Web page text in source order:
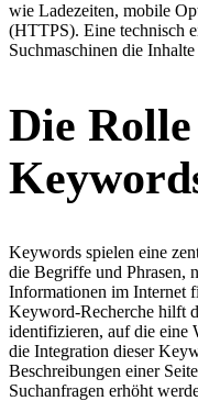
wie Ladezeiten, mobile
(HTTPS). Eine technisch
Suchmaschinen die
Die
Keywords spielen eine
die Begriffe und Phrasen,
Informationen im Internet
Keyword-Recherche hilft
identifizieren, auf die eine
die Integration dieser
Beschreibungen einer
Suchanfragen erhöht